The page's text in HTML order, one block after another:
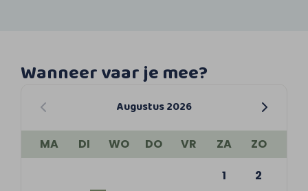
Wanneer vaar je mee?
Augustus 2026
MA DI WO DO VR ZA
ZO
1
2